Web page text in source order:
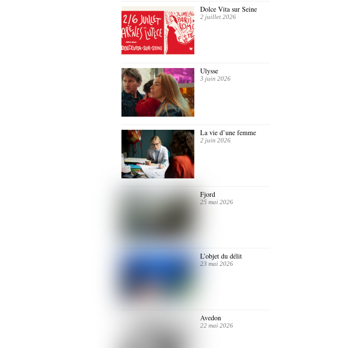
Dolce Vita sur Seine
2 juillet 2026
Ulysse
3 juin 2026
La vie d’une femme
2 juin 2026
Fjord
25 mai 2026
L’objet du délit
23 mai 2026
Avedon
22 mai 2026